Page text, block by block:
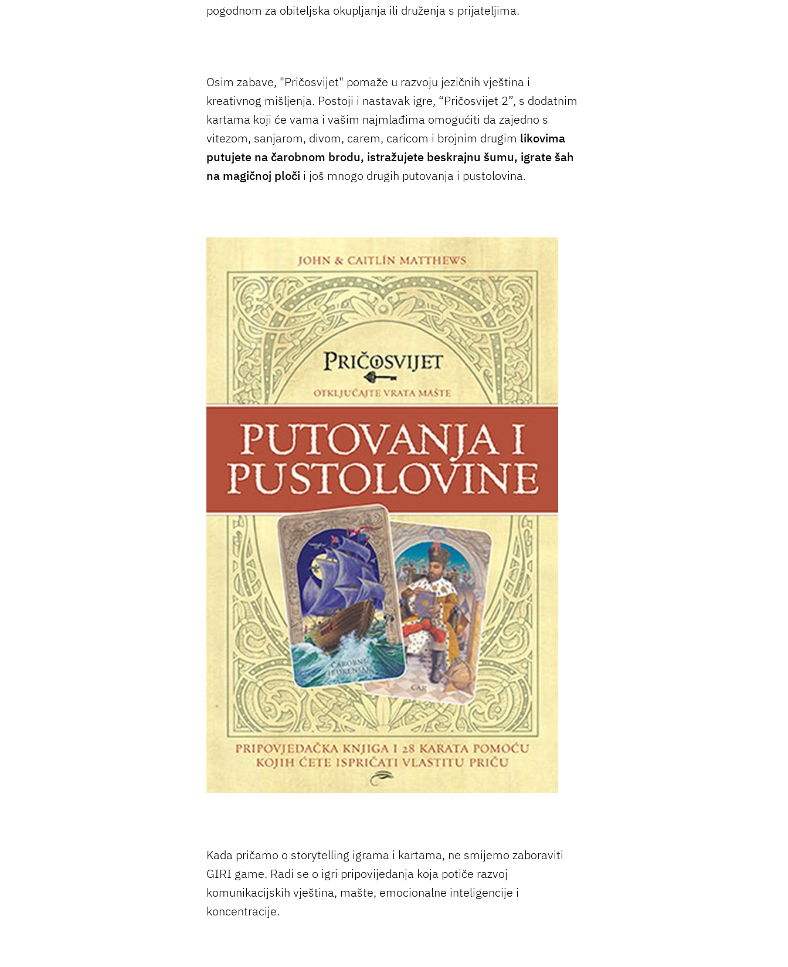
pogodnom za obiteljska okupljanja ili druženja s prijateljima.
Osim zabave, "Pričosvijet" pomaže u razvoju jezičnih vještina i
kreativnog mišljenja. Postoji i nastavak igre, “Pričosvijet 2”, s dodatnim
kartama koji će vama i vašim najmlađima omogućiti da zajedno s
vitezom, sanjarom, divom, carem, caricom i brojnim drugim likovima
putujete na čarobnom brodu, istražujete beskrajnu šumu, igrate šah
na magičnoj ploči i još mnogo drugih putovanja i pustolovina.
Kada pričamo o storytelling igrama i kartama, ne smijemo zaboraviti
GIRI game. Radi se o igri pripovijedanja koja potiče razvoj
komunikacijskih vještina, mašte, emocionalne inteligencije i
koncentracije.